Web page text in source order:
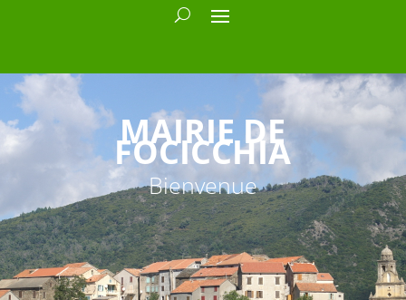
MAIRIE DE
FOCICCHIA
Bienvenue